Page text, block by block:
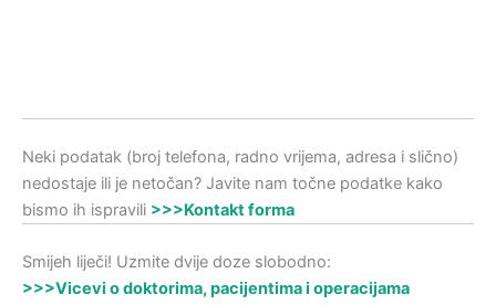
Neki podatak (broj telefona, radno vrijema, adresa i slično)
nedostaje ili je netočan? Javite nam točne podatke kako
bismo ih ispravili >>>Kontakt forma
Smijeh liječi! Uzmite dvije doze slobodno:
>>>Vicevi o doktorima, pacijentima i operacijama